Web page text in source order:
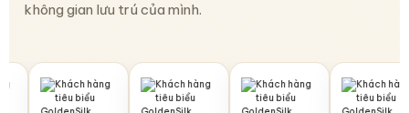
không gian lưu trú của mình.